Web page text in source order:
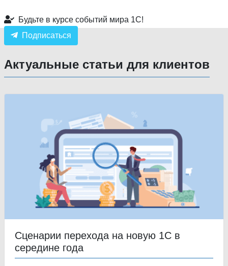
Будьте в курсе событий мира 1С!
Подписаться
Актуальные статьи для клиентов
Сценарии перехода на новую 1С в
середине года